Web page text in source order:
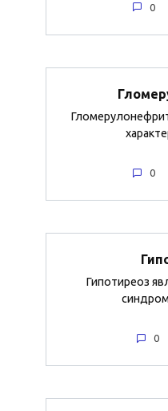
0
0
Гипотиреоз
0